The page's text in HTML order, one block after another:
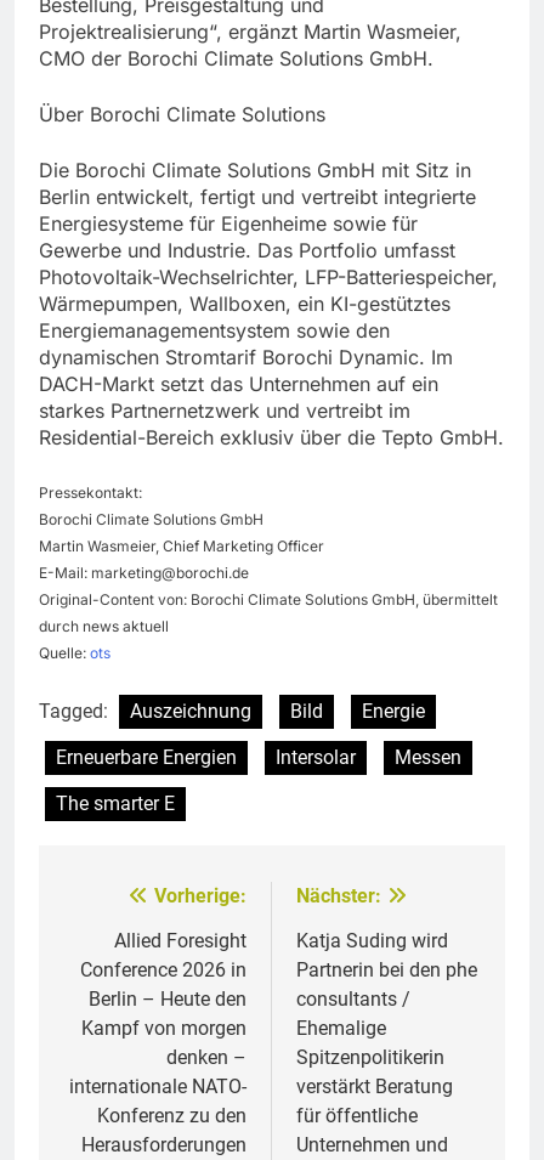
Bestellung, Preisgestaltung und
Projektrealisierung“, ergänzt Martin Wasmeier,
CMO der Borochi Climate Solutions GmbH.
Über Borochi Climate Solutions
Die Borochi Climate Solutions GmbH mit Sitz in
Berlin entwickelt, fertigt und vertreibt integrierte
Energiesysteme für Eigenheime sowie für
Gewerbe und Industrie. Das Portfolio umfasst
Photovoltaik-Wechselrichter, LFP-Batteriespeicher,
Wärmepumpen, Wallboxen, ein KI-gestütztes
Energiemanagementsystem sowie den
dynamischen Stromtarif Borochi Dynamic. Im
DACH-Markt setzt das Unternehmen auf ein
starkes Partnernetzwerk und vertreibt im
Residential-Bereich exklusiv über die Tepto GmbH.
Pressekontakt:
Borochi Climate Solutions GmbH
Martin Wasmeier, Chief Marketing Officer
E-Mail: marketing@borochi.de
Original-Content von: Borochi Climate Solutions GmbH, übermittelt
durch news aktuell
Quelle: ots
Tagged: Auszeichnung Bild
Energie
Erneuerbare Energien
Intersolar
Messen
The smarter E
Beitragsnavigation
Vorherige:
Allied Foresight
Conference 2026 in
Berlin – Heute den
Kampf von morgen
denken –
internationale NATO-
Konferenz zu den
Herausforderungen
Nächster:
Katja Suding wird
Partnerin bei den phe
consultants /
Ehemalige
Spitzenpolitikerin
verstärkt Beratung
für öffentliche
Unternehmen und